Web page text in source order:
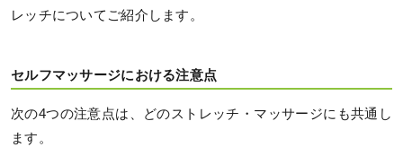
レッチについてご紹介します。
セルフマッサージにおける注意点
次の4つの注意点は、どのストレッチ・マッサージにも共通し
ます。